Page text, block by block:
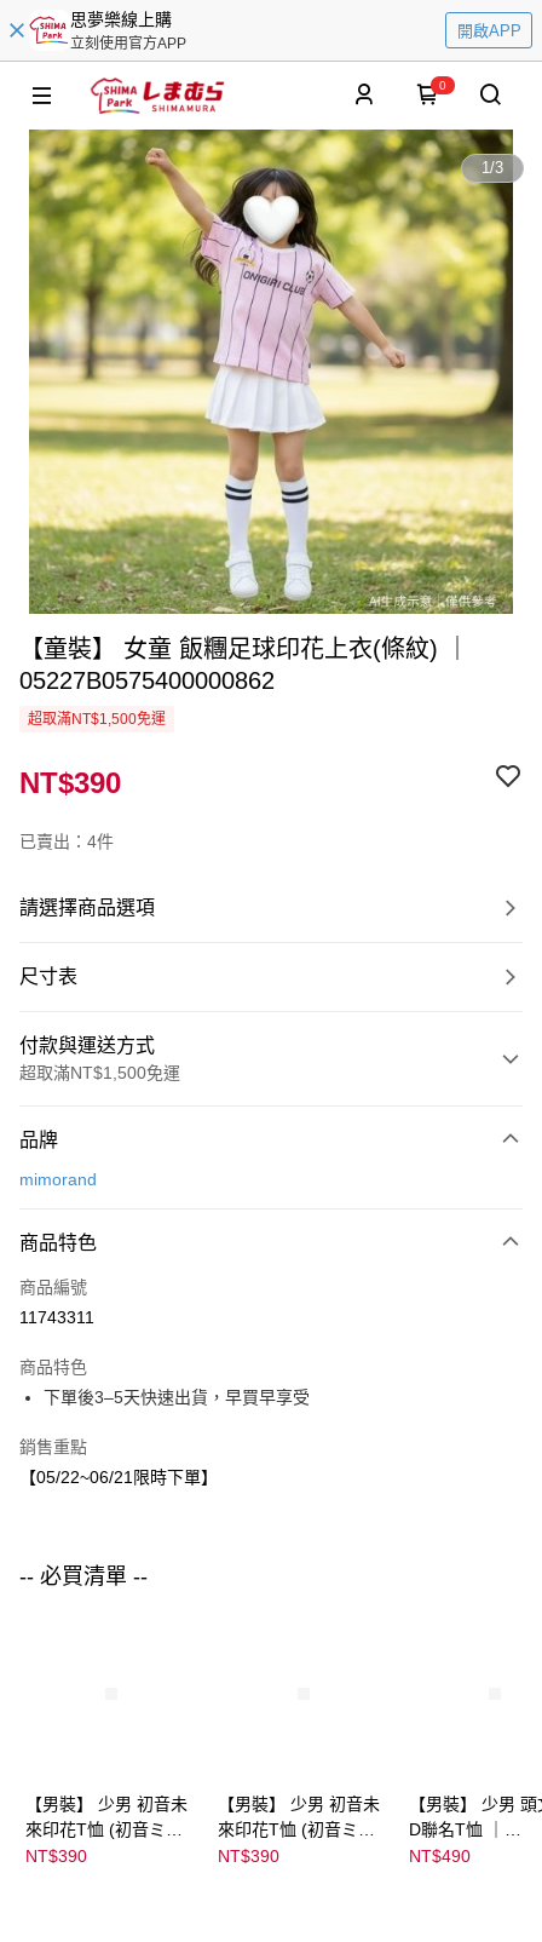
思夢樂線上購
立刻使用官方APP
開啟APP
0
1/3
【童裝】 女童 飯糰足球印花上衣(條紋) ｜
05227B0575400000862
超取滿NT$1,500免運
NT$390
已賣出：4件
請選擇商品選項
尺寸表
付款與運送方式
超取滿NT$1,500免運
信用卡一次付款
Apple Pay
街口支付
運送方式
每筆NT$80，滿NT$1,500(含以上)免運費
宅配
品牌
mimorand
商品特色
商品編號
11743311
商品特色
下單後3–5天快速出貨，早買早享受
銷售重點
【05/22~06/21限時下單】
-- 必買清單 --
【男裝】 少男 初音未
來印花T恤 (初音ミク)
｜
NT$390
【男裝】 少男 初音未
來印花T恤 (初音ミク)
｜
NT$390
【男裝】 少男
D聯名T恤 ｜
NT$490